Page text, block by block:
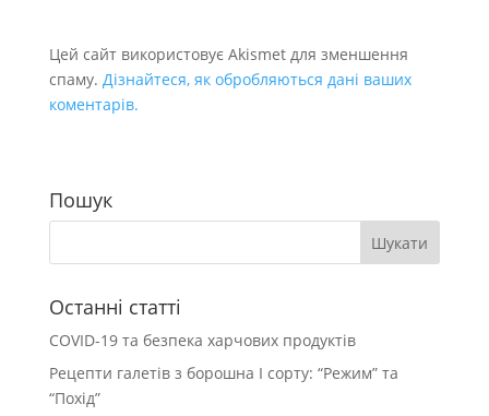
Цей сайт використовує Akismet для зменшення
спаму. Дізнайтеся, як обробляються дані ваших
коментарів.
Пошук
Останні статті
COVID-19 та безпека харчових продуктів
Рецепти галетів з борошна І сорту: “Режим” та
“Похід”